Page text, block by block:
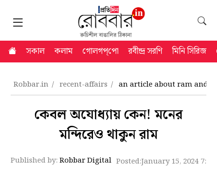
সকাল কলাম গোলগপ্‌পো রবীন্দ্র সরণি মিনি সিরিজ
Robbar.in recent-affairs an article about ram and
কেবল অযোধ্যায় কেন! মনের
মন্দিরেও থাকুন রাম
Published by:Robbar Digital Posted:January 15, 2024